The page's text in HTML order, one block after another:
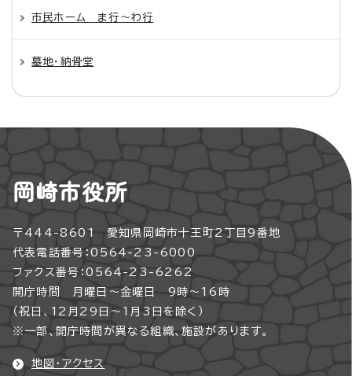
市民ホーム ま行～わ行
墓地・納骨堂
岡崎市役所
〒444-8601 愛知県岡崎市十王町2丁目9番地
代表電話番号：0564-23-6000
ファクス番号：0564-23-6262
開庁時間 月曜日～金曜日 9時～16時
（祝日、12月29日～1月3日を除く）
※一部、開庁時間が異なる組織、施設があります。
地図・アクセス